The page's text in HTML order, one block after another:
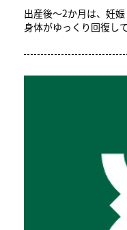
出産後～2か月は、妊
身体がゆっくり回復し